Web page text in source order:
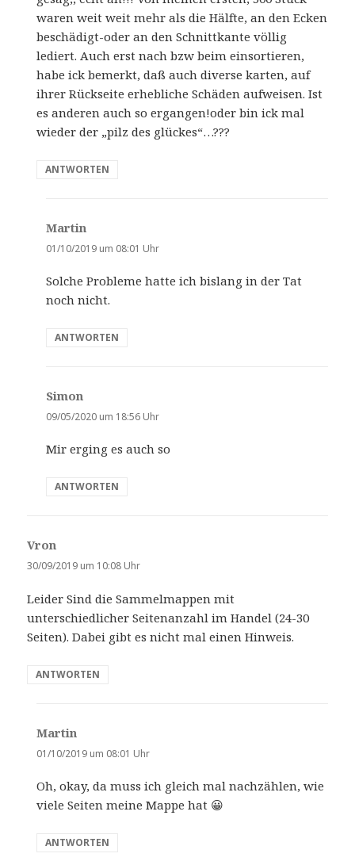
waren weit weit mehr als die Hälfte, an den Ecken
beschädigt-oder an den Schnittkante völlig
lediert. Auch erst nach bzw beim einsortieren,
habe ick bemerkt, daß auch diverse karten, auf
ihrer Rückseite erhebliche Schäden aufweisen. Ist
es anderen auch so ergangen!oder bin ick mal
wieder der „pilz des glückes“…???
ANTWORTEN
Martin
a
t
:
01/10/2019 um 08:01 Uhr
Solche Probleme hatte ich bislang in der Tat
noch nicht.
ANTWORTEN
Simon
a
t
09/05/2020 um 18:56 Uhr
Mir erging es auch so
ANTWORTEN
Vron
a
t
:
30/09/2019 um 10:08 Uhr
Leider Sind die Sammelmappen mit
unterschiedlicher Seitenanzahl im Handel (24-30
Seiten). Dabei gibt es nicht mal einen Hinweis.
ANTWORTEN
Martin
a
t
:
01/10/2019 um 08:01 Uhr
Oh, okay, da muss ich gleich mal nachzählen, wie
viele Seiten meine Mappe hat 😀
ANTWORTEN